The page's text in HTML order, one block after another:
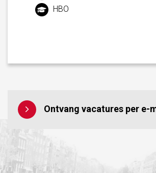
HBO
Ontvang vacatures per e-